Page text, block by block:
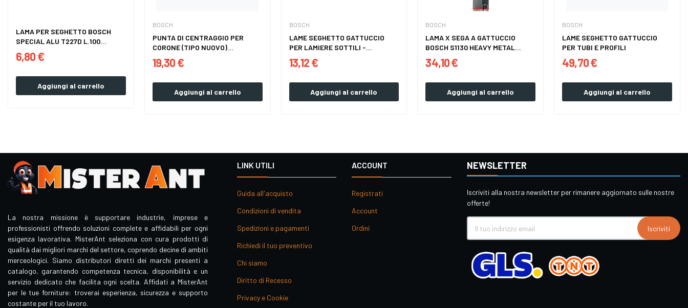
LAMA PER SEGHETTO BOSCH
SPECIAL ALU T227D L.100...
6,80 €
Aggiungi al carrello
BOSCH
PUNTA DI CENTRAGGIO PER
CORONE (TIPO NUOVO)...
19,30 €
Aggiungi al carrello
BOSCH
LAME SEGHETTO GATTUCCIO
PER LAMIERE SOTTILI -...
13,12 €
Aggiungi al carrello
BOSCH
LAMA X SEGA A GATTUCCIO
BOSCH S1130 HEAVY METAL...
34,10 €
Aggiungi al carrello
BOSCH
LAME SEGHETTO GATTUCCIO
PER TUBI E PROFILI
49,70 €
Aggiungi al carrello
La nostra missione è supportare industrie, imprese e
professionisti offrendo soluzioni complete e affidabili per ogni
esigenza lavorativa. MisterAnt seleziona con cura prodotti di
qualità dai migliori marchi del settore, coprendo decine di ambiti
merceologici. Siamo distributori diretti dei marchi presenti a
catalogo, garantendo competenza tecnica, disponibilità e un
servizio dedicato che facilita ogni scelta. Affidati a MisterAnt
per le tue forniture: troverai esperienza, sicurezza e supporto
costante per il tuo lavoro.
LINK UTILI
Guida all'acquisto
Condizioni di vendita
Spedizioni e pagamenti
Richiedi il tuo preventivo
Chi siamo
Diritto di Recesso
Privacy e Cookie
ACCOUNT
Registrati
Account
Ordini
NEWSLETTER
Iscriviti alla nostra newsletter per rimanere aggiornato sulle nostre
offerte!
Iscriviti